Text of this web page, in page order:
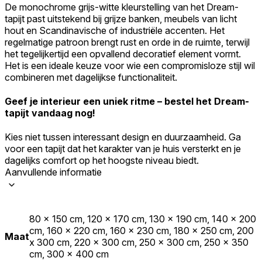
De monochrome grijs-witte kleurstelling van het Dream-
tapijt past uitstekend bij grijze banken, meubels van licht
hout en Scandinavische of industriële accenten. Het
regelmatige patroon brengt rust en orde in de ruimte, terwijl
het tegelijkertijd een opvallend decoratief element vormt.
Het is een ideale keuze voor wie een compromisloze stijl wil
combineren met dagelijkse functionaliteit.
Geef je interieur een uniek ritme – bestel het Dream-
tapijt vandaag nog!
Kies niet tussen interessant design en duurzaamheid. Ga
voor een tapijt dat het karakter van je huis versterkt en je
dagelijks comfort op het hoogste niveau biedt.
Aanvullende informatie
Maat
80 x 150 cm, 120 x 170 cm, 130 x 190 cm, 140 x 200
cm, 160 x 220 cm, 160 x 230 cm, 180 x 250 cm, 200
x 300 cm, 220 x 300 cm, 250 x 300 cm, 250 x 350
cm, 300 x 400 cm